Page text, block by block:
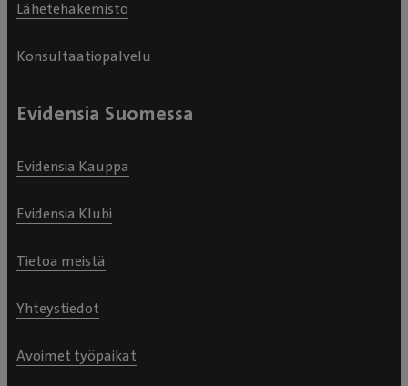
Lähetehakemisto
Konsultaatiopalvelu
Evidensia Suomessa
Evidensia Kauppa
Evidensia Klubi
Tietoa meistä
Yhteystiedot
Avoimet työpaikat